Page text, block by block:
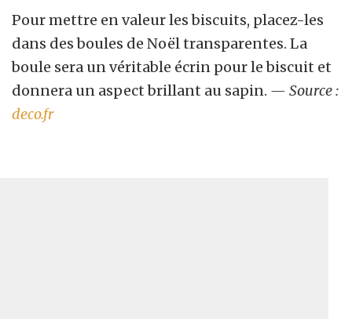
Pour mettre en valeur les biscuits, placez-les
dans des boules de Noël transparentes. La
boule sera un véritable écrin pour le biscuit et
donnera un aspect brillant au sapin. — Source :
deco.fr